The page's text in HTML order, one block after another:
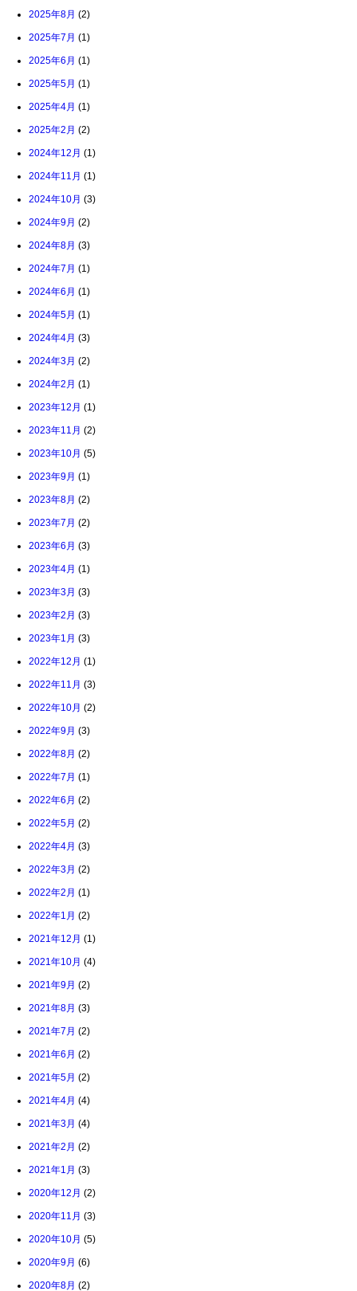
2025年8月 (2)
2025年7月 (1)
2025年6月 (1)
2025年5月 (1)
2025年4月 (1)
2025年2月 (2)
2024年12月 (1)
2024年11月 (1)
2024年10月 (3)
2024年9月 (2)
2024年8月 (3)
2024年7月 (1)
2024年6月 (1)
2024年5月 (1)
2024年4月 (3)
2024年3月 (2)
2024年2月 (1)
2023年12月 (1)
2023年11月 (2)
2023年10月 (5)
2023年9月 (1)
2023年8月 (2)
2023年7月 (2)
2023年6月 (3)
2023年4月 (1)
2023年3月 (3)
2023年2月 (3)
2023年1月 (3)
2022年12月 (1)
2022年11月 (3)
2022年10月 (2)
2022年9月 (3)
2022年8月 (2)
2022年7月 (1)
2022年6月 (2)
2022年5月 (2)
2022年4月 (3)
2022年3月 (2)
2022年2月 (1)
2022年1月 (2)
2021年12月 (1)
2021年10月 (4)
2021年9月 (2)
2021年8月 (3)
2021年7月 (2)
2021年6月 (2)
2021年5月 (2)
2021年4月 (4)
2021年3月 (4)
2021年2月 (2)
2021年1月 (3)
2020年12月 (2)
2020年11月 (3)
2020年10月 (5)
2020年9月 (6)
2020年8月 (2)